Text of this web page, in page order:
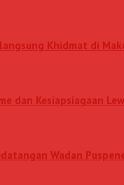
Khidmat di
dan Kesiapsiagaan
Wadan